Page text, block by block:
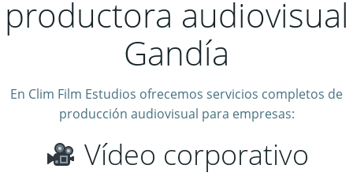
productora audiovisual
Gandía
En Clim Film Estudios ofrecemos servicios completos de
producción audiovisual para empresas:
Vídeo corporativo